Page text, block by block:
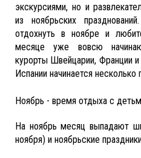
экскурсиями, но и
из ноябрьских
отдохнуть в ноябре и
месяце уже вовсю
курорты Швейцарии, Франции и
Испании начинается несколько
Ноябрь - время отдыха с
На ноябрь месяц выпадают
ноября) и ноябрьские